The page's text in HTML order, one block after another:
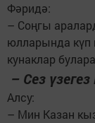
Фәридә:
– Соңгы
юлларында күп
кунаклар
– Сез
Алсу:
– Мин Казан